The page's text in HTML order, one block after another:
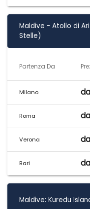
Maldive - Atollo di
Stelle)
Partenza Da
Milano
Roma
Verona
Bari
Maldive: Kuredu